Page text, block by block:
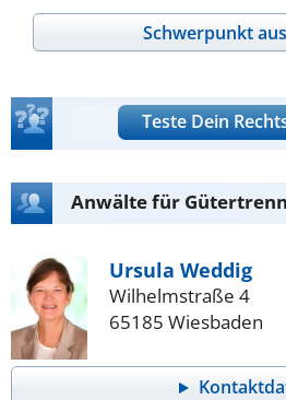
Schwerpunkt
Teste Dein
Anwälte für
Ursula Weddig
Wilhelmstraße 4
65185 Wiesbaden